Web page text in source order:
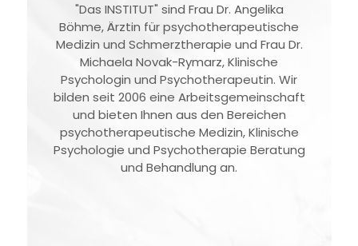
"Das INSTITUT" sind Frau Dr. Angelika
Böhme, Ärztin für psychotherapeutische
Medizin und Schmerztherapie und Frau Dr.
Michaela Novak-Rymarz, Klinische
Psychologin und Psychotherapeutin. Wir
bilden seit 2006 eine Arbeitsgemeinschaft
und bieten Ihnen aus den Bereichen
psychotherapeutische Medizin, Klinische
Psychologie und Psychotherapie Beratung
und Behandlung an.